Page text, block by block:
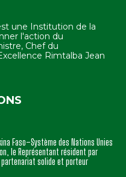
une Institution de la
l'action du
Chef du
Rimtalba Jean
Faso–Système des Nations Unies
le Représentant résident par
solide et porteur